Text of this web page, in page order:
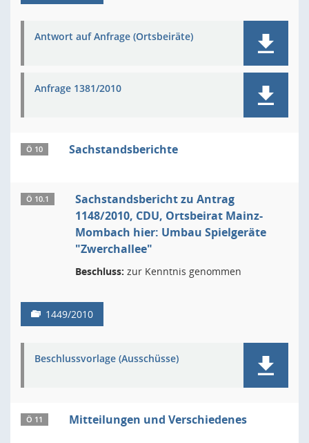
Antwort auf Anfrage (Ortsbeiräte)
Anfrage 1381/2010
Ö 10 Sachstandsberichte
Ö 10.1
Sachstandsbericht zu Antrag
1148/2010, CDU, Ortsbeirat Mainz-
Mombach hier: Umbau Spielgeräte
"Zwerchallee"
Beschluss: zur Kenntnis genommen
1449/2010
Beschlussvorlage (Ausschüsse)
Ö 11 Mitteilungen und Verschiedenes